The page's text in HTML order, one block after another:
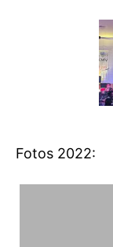
Fotos 2022: